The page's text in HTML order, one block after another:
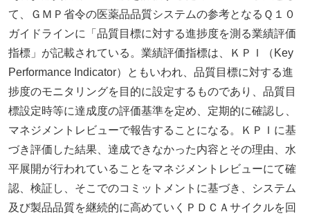
て、ＧＭＰ省令の医薬品品質システムの参考となるＱ１０
ガイドラインに「品質目標に対する進捗度を測る業績評価
指標」が記載されている。業績評価指標は、ＫＰＩ（Key
Performance Indicator）ともいわれ、品質目標に対する進
捗度のモニタリングを目的に設定するものであり、品質目
標設定時等に達成度の評価基準を定め、定期的に確認し、
マネジメントレビューで報告することになる。ＫＰＩに基
づき評価した結果、達成できなかった内容とその理由、水
平展開が行われていることをマネジメントレビューにて確
認、検証し、そこでのコミットメントに基づき、システム
及び製品品質を継続的に高めていくＰＤＣＡサイクルを回